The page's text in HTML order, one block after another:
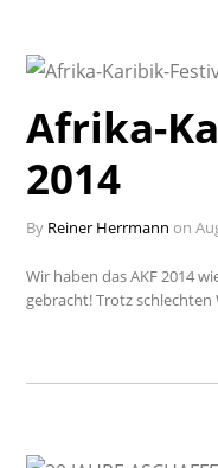
Afrika-
2014
By Reiner Herrmann on
Wir haben das AKF 2014
gebracht! Trotz